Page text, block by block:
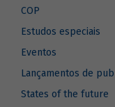
COP
Estudos especiais
Eventos
Lançamentos de
States of the future